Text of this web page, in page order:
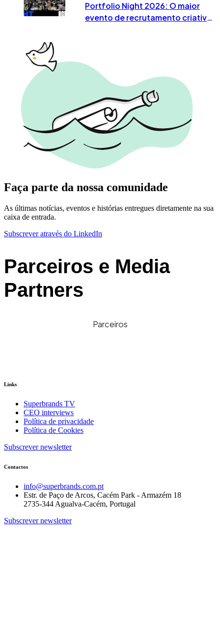
Portfolio Night 2026: O maior
evento de recrutamento criativo
Faça parte da nossa comunidade
As últimas notícias, eventos e histórias entregues diretamente na sua
caixa de entrada.
Subscrever através do LinkedIn
Parceiros e Media
Partners
Parceiros
Links
Superbrands TV
CEO interviews
Política de privacidade
Política de Cookies
Subscrever newsletter
Contactos
info@superbrands.com.pt
Estr. de Paço de Arcos, Cacém Park - Armazém 18
2735-344 Agualva-Cacém, Portugal
Subscrever newsletter